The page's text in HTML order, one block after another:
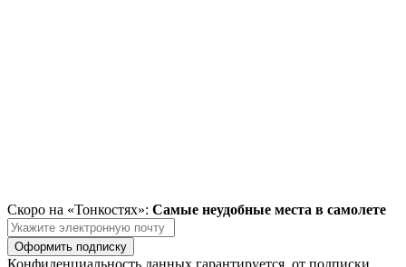
Скоро на «Тонкостях»: Самые неудобные места в самолете
Оформить подписку
Конфиденциальность данных гарантируется, от подписки